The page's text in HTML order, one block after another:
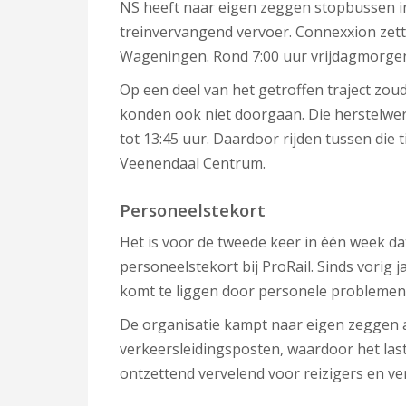
NS heeft naar eigen zeggen stopbussen
treinvervangend vervoer. Connexxion
Wageningen. Rond 7:00 uur
Op een deel van het getroffen traject
konden ook niet doorgaan. Die
tot 13:45 uur. Daardoor rijden tussen
Veenendaal Centrum.
Personeelstekort
Het is voor de tweede keer in één week
personeelstekort bij ProRail. Sinds
komt te liggen door personele
De organisatie kampt naar eigen
verkeersleidingsposten, waardoor het
ontzettend vervelend voor reizigers en